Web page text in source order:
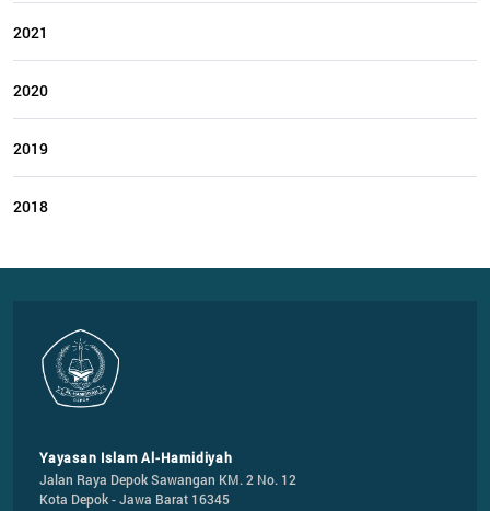
2021
2020
2019
2018
Yayasan Islam Al-Hamidiyah
Jalan Raya Depok Sawangan KM. 2 No. 12
Kota Depok - Jawa Barat 16345